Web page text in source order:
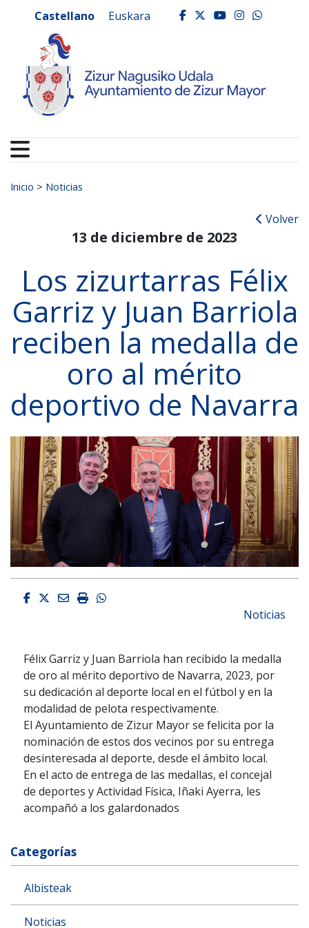
Ayuntamiento de
Castellano Euskara facebook
twitter
youtube
Buscar:
Inicio > Noticias
Volver
13 de diciembre de 2023
Los zizurtarras Félix
Garriz y Juan Barriola
reciben la medalla de
oro al mérito
deportivo de Navarra
Facebook
Twitter
EmailImprimirWhatsapp
Noticias
Félix Garriz y Juan Barriola han recibido la medalla
de oro al mérito deportivo de Navarra, 2023, por
su dedicación al deporte local en el fútbol y en la
modalidad de pelota respectivamente.
El Ayuntamiento de Zizur Mayor se felicita por la
nominación de estos dos vecinos por su entrega
desinteresada al deporte, desde el ámbito local.
En el acto de entrega de las medallas, el concejal
de deportes y Actividad Física, Iñaki Ayerra, les
acompañó a los galardonados
Categorías
Albisteak
Noticias